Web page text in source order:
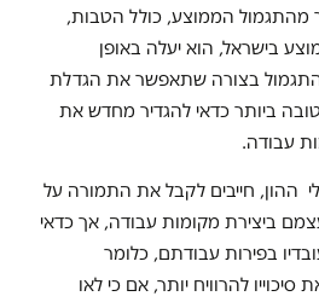
מהתגמול הממוצע, כולל הטבות,
בישראל, הוא יעלה באופן
התגמול בצורה שתאפשר את הגדלת
ביותר כדאי להגדיר מחדש את
עבודה.
ההון, חייבים לקבל את התמורה על
ביצירת מקומות עבודה, אך כדאי
בפירות עבודתם, כלומר
להרוויח יותר, אם כי לאו